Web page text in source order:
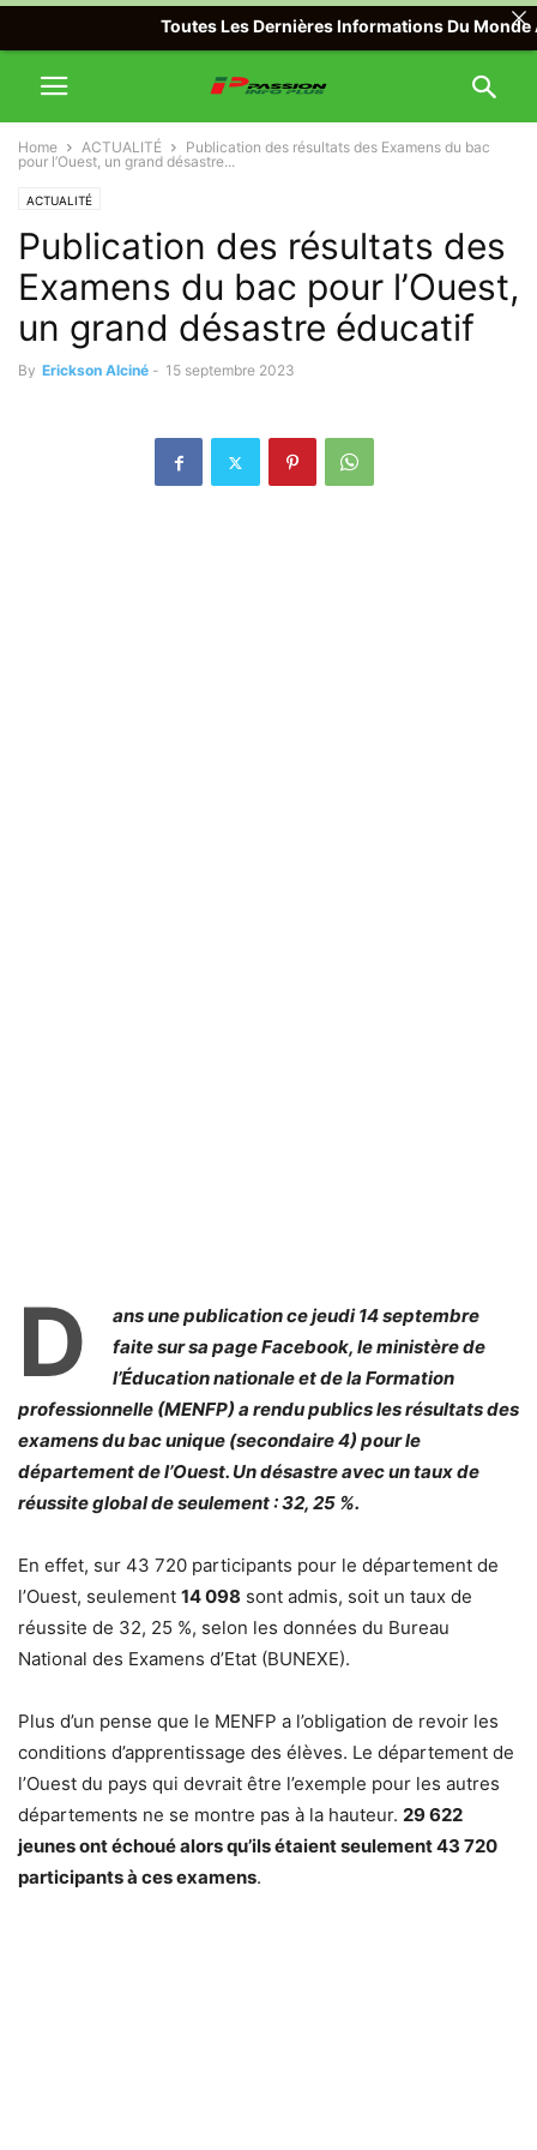
Home ACTUALITÉ
Publication des résultats des Examens du bac
pour l’Ouest, un grand désastre...
ACTUALITÉ
Publication des résultats des
Examens du bac pour l’Ouest,
un grand désastre éducatif
By Erickson Alciné - 15 septembre 2023
D
ans une publication ce jeudi 14 septembre
faite sur sa page Facebook, le ministère de
l’Éducation nationale et de la Formation
professionnelle (MENFP) a rendu publics les résultats des
examens du bac unique (secondaire 4) pour le
département de l’Ouest. Un désastre avec un taux de
réussite global de seulement : 32, 25 %.
En effet, sur 43 720 participants pour le département de
l’Ouest, seulement 14 098 sont admis, soit un taux de
réussite de 32, 25 %, selon les données du Bureau
National des Examens d’Etat (BUNEXE).
Plus d’un pense que le MENFP a l’obligation de revoir les
conditions d’apprentissage des élèves. Le département de
l’Ouest du pays qui devrait être l’exemple pour les autres
départements ne se montre pas à la hauteur. 29 622
jeunes ont échoué alors qu’ils étaient seulement 43 720
participants à ces examens.
Toutes Les Dernières Informations Du Monde